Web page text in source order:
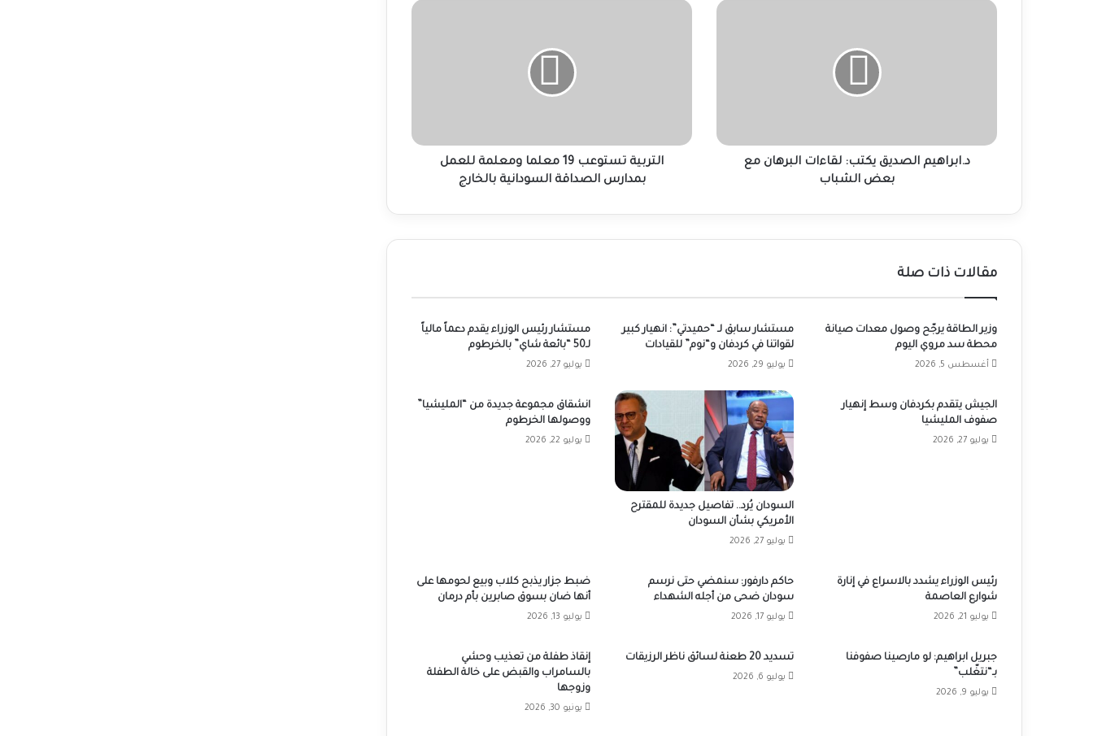
د.ابراهيم
د.ابراهيم الصديق يكتب: لقاءات البرهان مع
بعض الشباب
التربية
السودانية
التربية تستوعب 19 معلما ومعلمة للعمل
بمدارس الصداقة السودانية بالخارج
مقالات ذات صلة
وزير الطاقة يرجّح وصول معدات صيانة
محطة سد مروي اليوم
أغسطس 5, 2026
مستشار سابق لـ “حميدتي”: انهيار كبير
لقواتنا في كردفان و“نوم” للقيادات
يوليو 29, 2026
مستشار رئيس الوزراء يقدم دعماً مالياً
لـ50 “بائعة شاي” بالخرطوم
يوليو 27, 2026
الجيش يتقدم بكردفان وسط إنهيار
صفوف المليشيا
يوليو 27, 2026
السودان يُرد.. تفاصيل جديدة للمقترح
الأمريكي بشأن السودان
يوليو 27, 2026
انشقاق مجموعة جديدة من “المليشيا”
ووصولها الخرطوم
يوليو 22, 2026
رئيس الوزراء يشدد بالاسراع في إنارة
شوارع العاصمة
يوليو 21, 2026
حاكم دارفور: سنمضي حتى نرسم
سودان ضحى من أجله الشهداء
يوليو 17, 2026
ضبط جزار يذبح كلاب وبيع لحومها على
أنها ضان بسوق صابرين بأم درمان
يوليو 13, 2026
جبريل ابراهيم: لو مارصينا صفوفنا
بـ“نتغّلب”
يوليو 9, 2026
تسديد 20 طعنة لسائق ناظر الرزيقات
يوليو 6, 2026
إنقاذ طفلة من تعذيب وحشي
بالسامراب والقبض على خالة الطفلة
وزوجها
يونيو 30, 2026